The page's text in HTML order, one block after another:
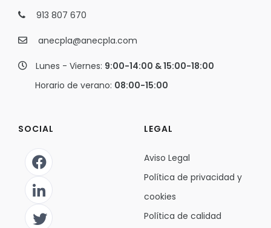
913 807 670
anecpla@anecpla.com
Lunes - Viernes: 9:00-14:00 & 15:00-18:00
Horario de verano: 08:00-15:00
SOCIAL LEGAL
Aviso Legal
Política de privacidad y
cookies
Política de calidad